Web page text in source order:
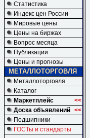
Статистика
Индекс цен России
Мировые цены
Цены на биржах
Вопрос месяца
Публикации
Цены и прогнозы
МЕТАЛЛОТОРГОВЛЯ
Металлоторговля
Каталог
Маркетплейс
<<
Доска объявлений <<
Подшипники
ГОСТы и стандарты